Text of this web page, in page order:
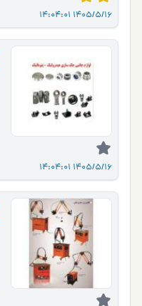
1405/5/16 14:04:01
1405/5/16 14:04:01